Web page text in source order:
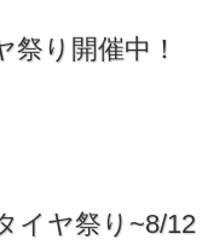
祭り開催中！
イヤ祭り~8/12